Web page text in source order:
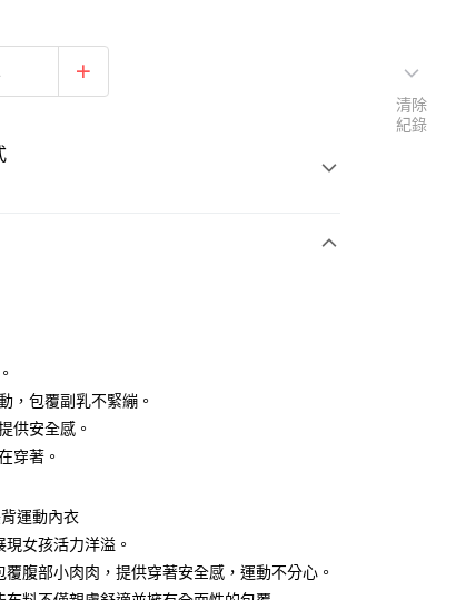
，包覆副乳不緊繃。
供安全感。
穿著。
運動內衣
女孩活力洋溢。
腹部小肉肉，提供穿著安全感，運動不分心。
清除
紀錄